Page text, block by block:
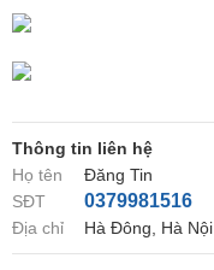
Thông tin liên hệ
Họ tên
Đăng Tin
SĐT
0379981516
Địa chỉ Hà Đông, Hà Nội